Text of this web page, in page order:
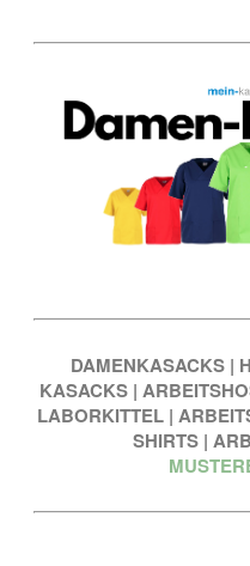
DAMENKASACKS |
KASACKS |
LABORKITTEL |
SHIRTS |